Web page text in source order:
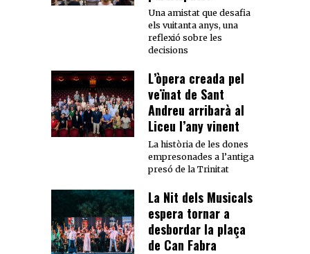
Una amistat que desafia
els vuitanta anys, una
reflexió sobre les
decisions
L’òpera creada pel
veïnat de Sant
Andreu arribarà al
Liceu l’any vinent
La història de les dones
empresonades a l’antiga
presó de la Trinitat
La Nit dels Musicals
espera tornar a
desbordar la plaça
de Can Fabra